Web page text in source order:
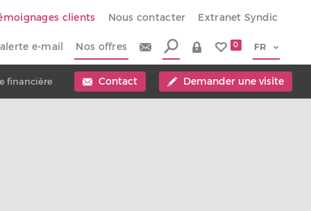
clients Nous contacter Extranet Syndic
e-mail Nos offres 0
financière Contact Demander une visite